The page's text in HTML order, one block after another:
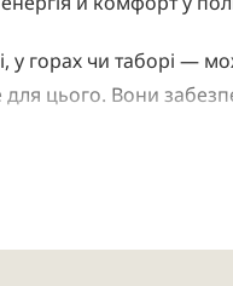
у горах чи таборі —
для цього. Вони